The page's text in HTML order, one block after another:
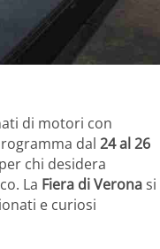
di motori con
dal 24 al 26
chi desidera
La Fiera di Veronasi
e curiosi